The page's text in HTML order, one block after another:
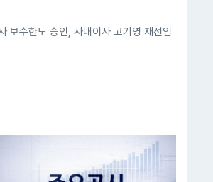
보수한도 승인, 사내이사 고기영 재선임